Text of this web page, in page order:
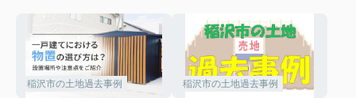
稲沢市の土地過去事例 稲沢市の土地過去事例